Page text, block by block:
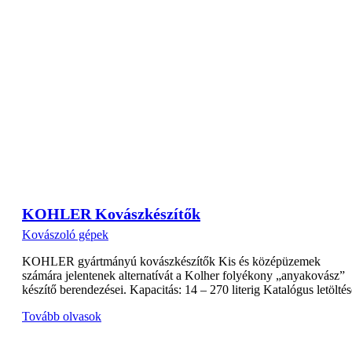
KOHLER Kovászkészítők
Kovászoló gépek
KOHLER gyártmányú kovászkészítők Kis és középüzemek
számára jelentenek alternatívát a Kolher folyékony „anyakovász”
készítő berendezései. Kapacitás: 14 – 270 literig Katalógus
Tovább olvasok